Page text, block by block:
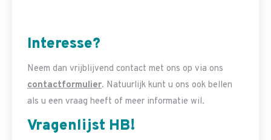
Interesse?
Neem dan vrijblijvend contact met ons op via ons
contactformulier. Natuurlijk kunt u ons ook bellen
als u een vraag heeft of meer informatie wil.
Vragenlijst HB!